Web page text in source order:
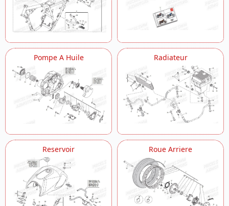
Pompe A Huile Radiateur
Reservoir Roue Arriere